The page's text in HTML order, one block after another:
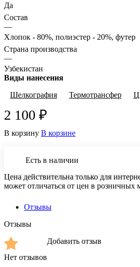
Да
Состав
—
Хлопок - 80%, полиэстер - 20%, футер
Страна производства
—
Узбекистан
Виды нанесения
Шелкография
Термотрансфер
2 100 ₽
В корзину В корзине
Есть в наличии
Цена действительна только для
может отличаться от цен в розничных
Отзывы
Отзывы
Нет отзывов
Добавить отзыв